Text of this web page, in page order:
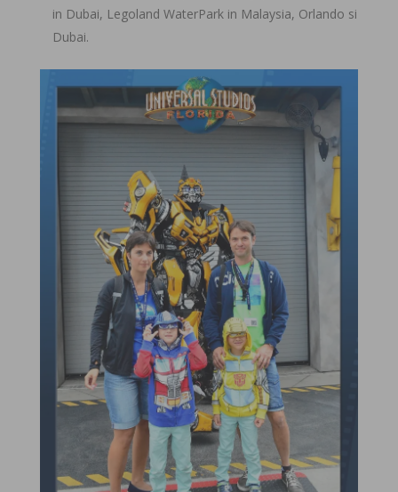
in Dubai, Legoland WaterPark in Malaysia, Orlando si
Dubai.